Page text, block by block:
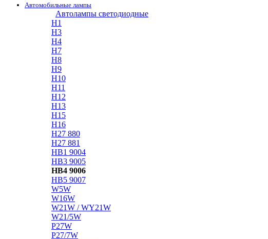
Автомобильные лампы
Автолампы светодиодные
H1
H3
H4
H7
H8
H9
H10
H11
H12
H13
H15
H16
H27 880
H27 881
HB1 9004
HB3 9005
HB4 9006
HB5 9007
W5W
W16W
W21W / WY21W
W21/5W
P27W
P27/7W